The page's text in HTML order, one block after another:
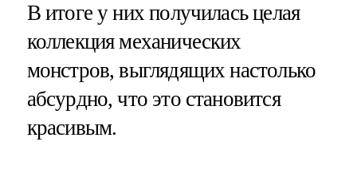
В итоге у них получилась целая
коллекция механических
монстров, выглядящих настолько
абсурдно, что это становится
красивым.